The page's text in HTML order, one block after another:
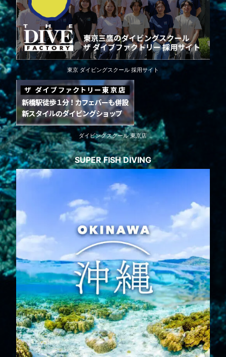
東京 ダイビングスクール 採用サイト
ダイビングスクール 東京店
SUPER FISH DIVING